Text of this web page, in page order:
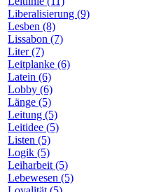
Liberalisierung (9)
Lesben (8)
Lissabon (7)
Liter (7)
Leitplanke (6)
Latein (6)
Lobby (6)
Länge (5)
Leitung (5)
Leitidee (5)
Listen (5)
Logik (5)
Leiharbeit (5)
Lebewesen (5)